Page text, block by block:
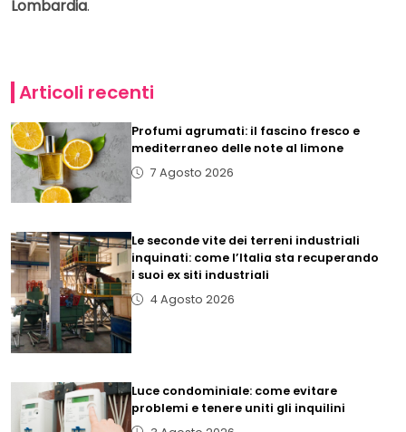
Lombardia.
Articoli recenti
Profumi agrumati: il fascino fresco e
mediterraneo delle note al limone
7 Agosto 2026
Le seconde vite dei terreni industriali
inquinati: come l’Italia sta recuperando
i suoi ex siti industriali
4 Agosto 2026
Luce condominiale: come evitare
problemi e tenere uniti gli inquilini